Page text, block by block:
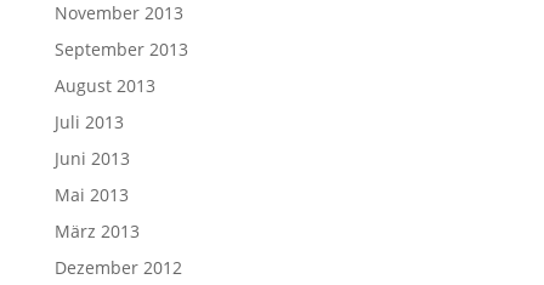
November 2013
September 2013
August 2013
Juli 2013
Juni 2013
Mai 2013
März 2013
Dezember 2012